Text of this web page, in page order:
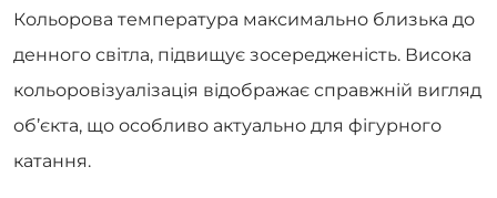
Кольорова температура максимально близька до
денного світла, підвищує зосередженість. Висока
кольоровізуалізація відображає справжній вигляд
об’єкта, що особливо актуально для фігурного
катання.